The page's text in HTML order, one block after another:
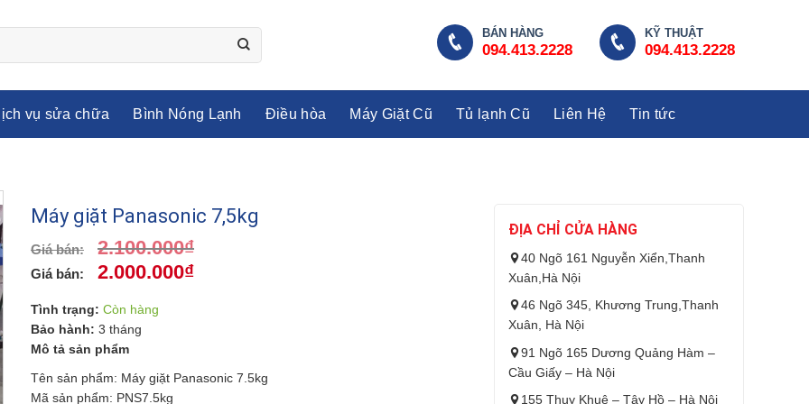
BÁN HÀNG
094.413.2228
KỸ THUẬT
094.413.2228
vụ sửa chữa Bình Nóng Lạnh Điều hòa Máy Giặt Cũ Tủ lạnh Cũ Liên Hệ Tin tức
Máy giặt Panasonic 7,5kg
2.100.000₫
2.000.000₫
Tình trạng: Còn hàng
Bảo hành: 3 tháng
Mô tả sản phẩm
Tên sản phẩm: Máy giặt Panasonic 7.5kg
Mã sản phẩm: PNS7.5kg
ĐỊA CHỈ CỬA HÀNG
40 Ngõ 161 Nguyễn Xiển,Thanh
Xuân,Hà Nội
46 Ngõ 345, Khương Trung,Thanh
Xuân, Hà Nội
91 Ngõ 165 Dương Quảng Hàm –
Cầu Giấy – Hà Nội
155 Thuỵ Khuê – Tây Hồ – Hà Nội